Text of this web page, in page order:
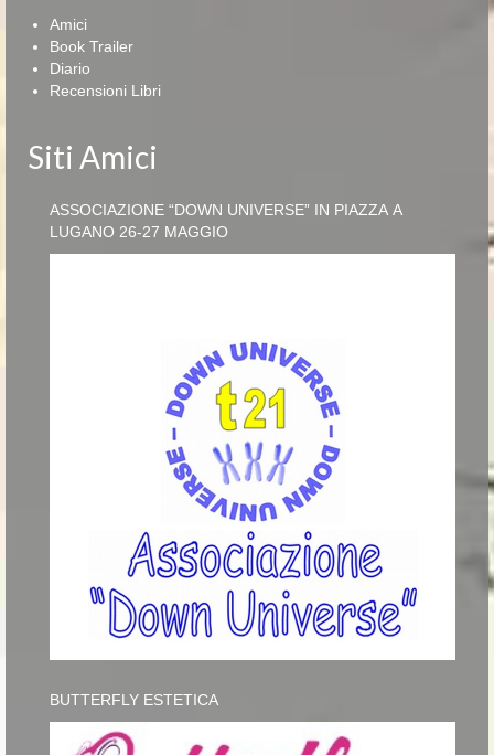
Amici
Book Trailer
Diario
Recensioni Libri
Siti Amici
ASSOCIAZIONE “DOWN UNIVERSE” IN PIAZZA A
LUGANO 26-27 MAGGIO
BUTTERFLY ESTETICA